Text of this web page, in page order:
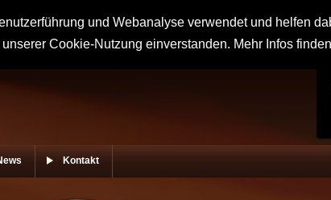
und Webanalyse verwendet und helfen
Cookie-Nutzung einverstanden. Mehr Infos
Kontakt